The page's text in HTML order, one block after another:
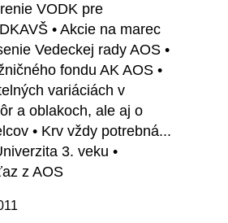
VODK pre
• Akcie na marec
Vedeckej rady AOS •
fondu AK AOS •
variáciách v
a oblakoch, ale aj o
• Krv vždy potrebná...
3. veku •
z AOS